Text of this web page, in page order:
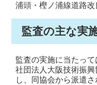
浦頭・樫ノ浦線道路改
監査の主な実
監査の実施に当たっ
社団法人大阪技術振
し、同協会から派遣